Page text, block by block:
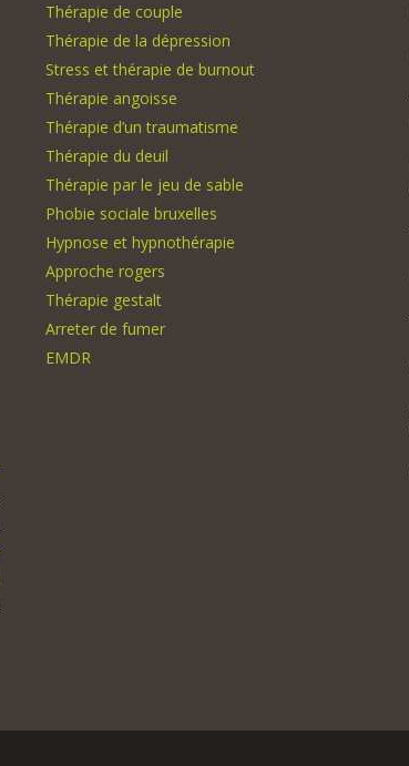
Thérapie de couple
Thérapie de la dépression
Stress et thérapie de burnout
Thérapie angoisse
Thérapie d’un traumatisme
Thérapie du deuil
Thérapie par le jeu de sable
Phobie sociale bruxelles
Hypnose et hypnothérapie
Approche rogers
Thérapie gestalt
Arreter de fumer
EMDR